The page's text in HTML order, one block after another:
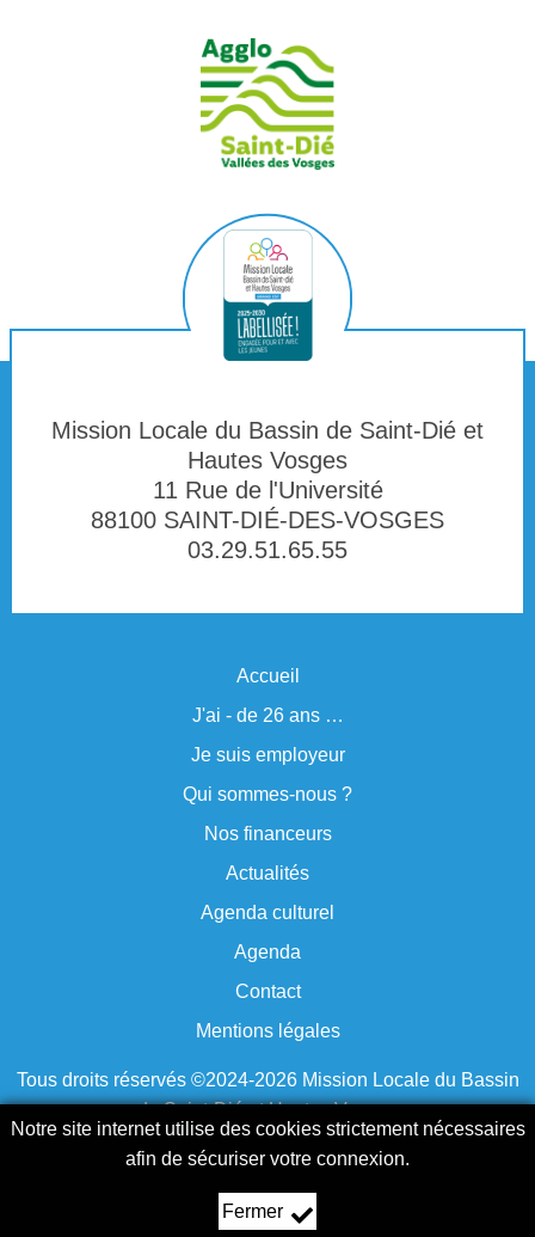
Mission Locale du Bassin de Saint‑Dié et
Hautes Vosges
11 Rue de l'Université
88100 SAINT-DIÉ-DES-VOSGES
03.29.51.65.55
Accueil
J'ai - de 26 ans …
… et je me forme ou je m'oriente
… et je recherche un emploi
… et je recherche des informations, je prend soin de
Je suis employeur
Qui sommes‑nous ?
Nos financeurs
Actualités
Agenda culturel
Activités culturelles à Saint-Dié
Animations à Senones
Animations à Raon l’Etape
Animations à Saint-Dié
Agenda
Contact
Mentions légales
Tous droits réservés ©2024-2026 Mission Locale du Bassin
de Saint‑Dié et Hautes Vosges
Une création
AGENCE AWE
Notre site internet utilise des cookies strictement nécessaires
afin de sécuriser votre connexion.
Fermer